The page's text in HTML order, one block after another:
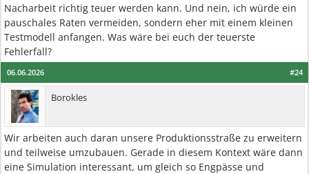
Nacharbeit richtig teuer werden kann. Und nein, ich würde ein
pauschales Raten vermeiden, sondern eher mit einem kleinen
Testmodell anfangen. Was wäre bei euch der teuerste
Fehlerfall?
#24
06.06.2026
Borokles
Wir arbeiten auch daran unsere Produktionsstraße zu erweitern
und teilweise umzubauen. Gerade in diesem Kontext wäre dann
eine Simulation interessant, um gleich so Engpässe und